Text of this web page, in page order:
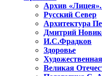
Архив
Русский Север
Архитектура
Дмитрий
И.С.Фрадков
Здоровье
Великая